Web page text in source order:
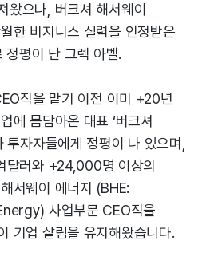
왔으나, 버크셔 해서웨이
한 비지니스 실력을 인정받은
정평이 난 그렉 아벨.
직을 맡기 이전 이미 +20년
에 몸담아온 대표 ‘버크셔
투자자들에게 정평이 나 있으며,
러와 +24,000명 이상의
서웨이 에너지 (BHE:
사업부문 CEO직을
기업 살림을 유지해왔습니다.